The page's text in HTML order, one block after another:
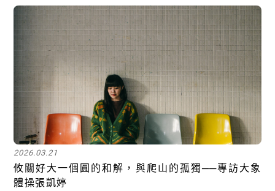
2026.03.21
攸關好大一個圓的和解，與爬山的孤獨──專訪大象
體操張凱婷